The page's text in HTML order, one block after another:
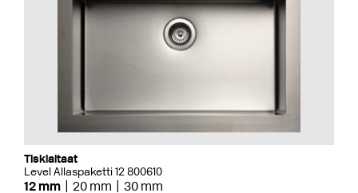
Tiskialtaat
Level Allaspaketti 12 800610
12 mm 20 mm 30 mm